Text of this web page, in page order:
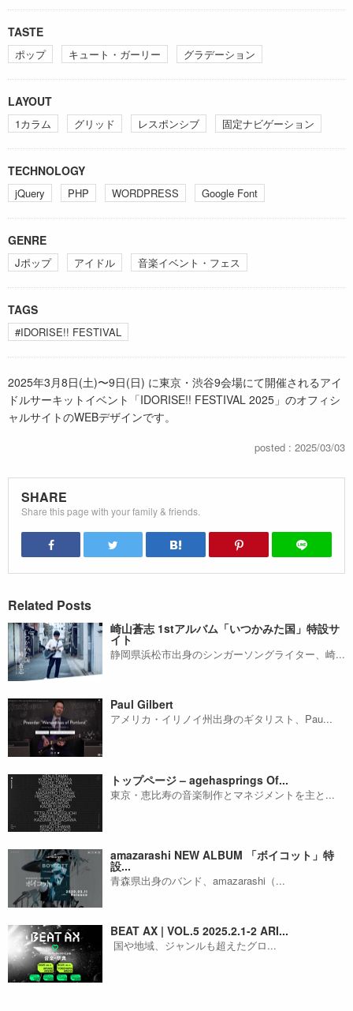
TASTE
ポップ キュート・ガーリー グラデーション
LAYOUT
1カラム グリッド レスポンシブ 固定ナビゲーション
TECHNOLOGY
jQuery PHP WORDPRESS Google Font
GENRE
Jポップ アイドル 音楽イベント・フェス
TAGS
#IDORISE!! FESTIVAL
2025年3月8日(土)〜9日(日) に東京・渋谷9会場にて開催されるアイ
ドルサーキットイベント「IDORISE!! FESTIVAL 2025」のオフィシ
ャルサイトのWEBデザインです。
posted : 2025/03/03
SHARE
Share this page with your family & friends.
Related Posts
崎山蒼志 1stアルバム「いつかみた国」特設サ
イト
静岡県浜松市出身のシンガーソングライター、崎...
Paul Gilbert
アメリカ・イリノイ州出身のギタリスト、Pau...
トップページ – agehasprings Of...
東京・恵比寿の音楽制作とマネジメントを主と...
amazarashi NEW ALBUM 「ボイコット」特
設...
青森県出身のバンド、amazarashi（...
BEAT AX | VOL.5 2025.2.1-2 ARI...
国や地域、ジャンルも超えたグロ...